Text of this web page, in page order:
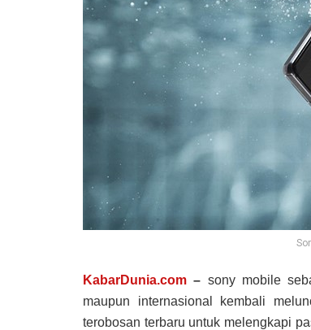
KabarDunia.com – sony mobile
maupun internasional kembali
terobosan terbaru untuk melengkapi